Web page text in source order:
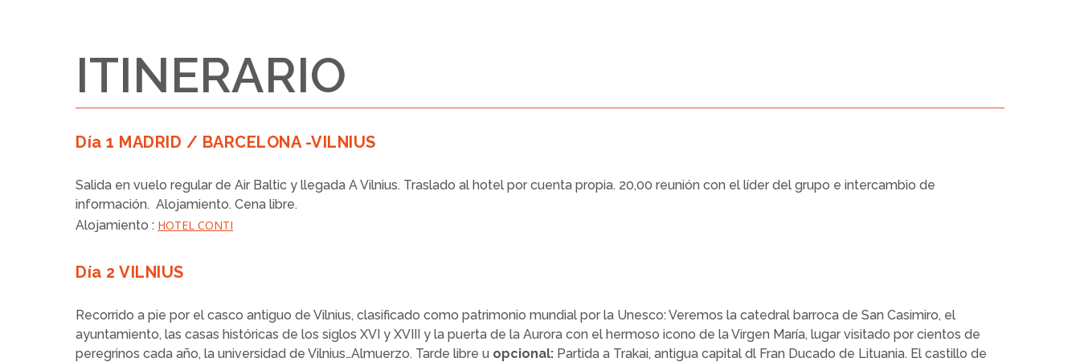
ITINERARIO
Día 1 MADRID / BARCELONA -VILNIUS
Salida en vuelo regular de Air Baltic y llegada A Vilnius. Traslado al hotel por cuenta propia. 20,00 reunión con el líder del grupo e intercambio de
información. Alojamiento. Cena libre.
Alojamiento : HOTEL CONTI
Día 2 VILNIUS
Recorrido a pie por el casco antiguo de Vilnius, clasificado como patrimonio mundial por la Unesco: Veremos la catedral barroca de San Casimiro, el
ayuntamiento, las casas históricas de los siglos XVI y XVIII y la puerta de la Aurora con el hermoso icono de la Virgen María, lugar visitado por cientos de
peregrinos cada año, la universidad de Vilnius…Almuerzo. Tarde libre u opcional: Partida a Trakai, antigua capital dl Fran Ducado de Lituania. El castillo de